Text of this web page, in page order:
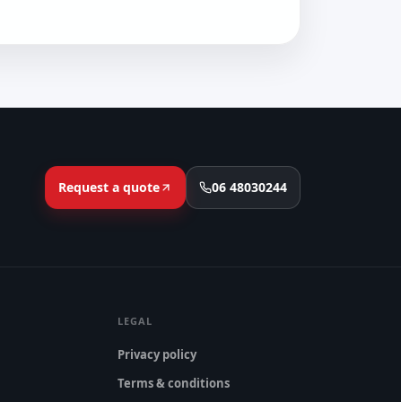
Request a quote 06 48030244
LEGAL
Privacy policy
Terms & conditions